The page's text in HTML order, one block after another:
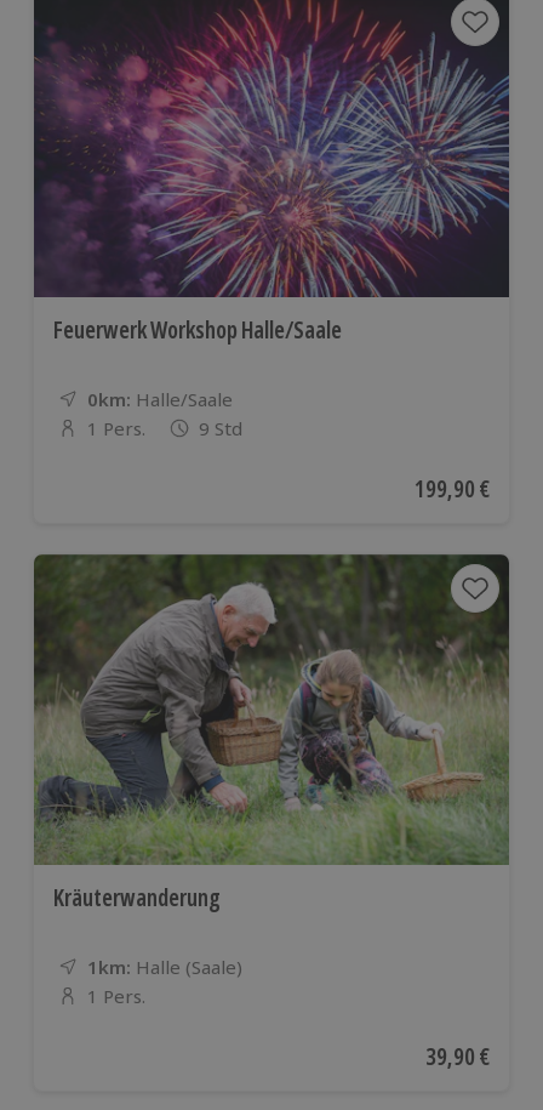
Feuerwerk Workshop Halle/Saale
0km: Entfernung
Standort
Halle/Saale
Anzahl der Teilnehmer
1 Pers. 9 Std
Aktueller Preis
199,90 €
Kräuterwanderung
1km: Entfernung
Standort
Halle (Saale)
Anzahl der Teilnehmer
1 Pers.
Aktueller
39,90 €